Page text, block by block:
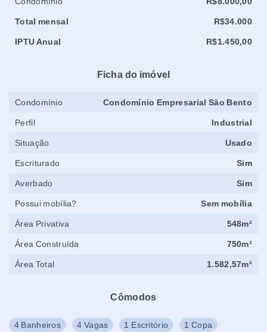
Cômodos
4 Banheiros 4 Vagas 1 Escritório 1 Copa
Total mensal R$34.000
IPTU Anual R$1.450,00
Ficha do imóvel
Condomínio Condomínio Empresarial São Bento
Perfil Industrial
Situação Usado
Escriturado Sim
Averbado Sim
Possui mobília? Sem mobília
Área Privativa 548m²
Área Construída 750m²
Área Total 1.582,57m²